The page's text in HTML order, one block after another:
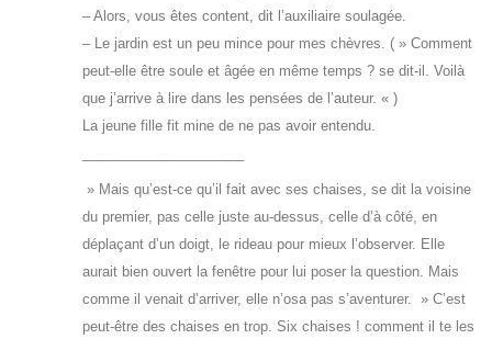
– Alors, vous êtes content, dit l’auxiliaire soulagée.
– Le jardin est un peu mince pour mes chèvres. ( » Comment
peut-elle être soule et âgée en même temps ? se dit-il. Voilà
que j’arrive à lire dans les pensées de l’auteur. « )
La jeune fille fit mine de ne pas avoir entendu.
» Mais qu’est-ce qu’il fait avec ses chaises, se dit la voisine
du premier, pas celle juste au-dessus, celle d’à côté, en
déplaçant d’un doigt, le rideau pour mieux l’observer. Elle
aurait bien ouvert la fenêtre pour lui poser la question. Mais
comme il venait d’arriver, elle n’osa pas s’aventurer. » C’est
peut-être des chaises en trop. Six chaises ! comment il te les